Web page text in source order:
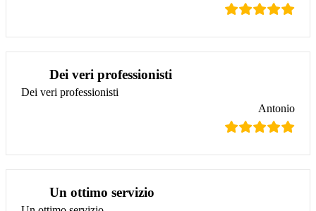
Dei veri professionisti
Dei veri professionisti
Antonio
Un ottimo servizio